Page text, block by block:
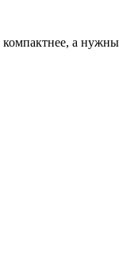
компактнее, а